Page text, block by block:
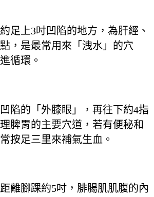
足上3吋凹陷的地方，為肝經、
，是最常用來「洩水」的穴
循環。
陷的「外膝眼」，再往下約4指
脾胃的主要穴道，若有便秘和
按足三里來補氣生血。
離腳踝約5吋，腓腸肌肌腹的內